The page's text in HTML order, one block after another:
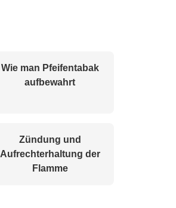
Wie man Pfeifentabak
aufbewahrt
Zündung und
Aufrechterhaltung der
Flamme